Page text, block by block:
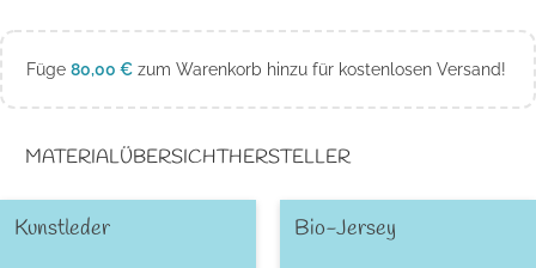
Füge 80,00 € zum Warenkorb hinzu für kostenlosen Versand!
MATERIALÜBERSICHTHERSTELLER
Kunstleder Bio-Jersey